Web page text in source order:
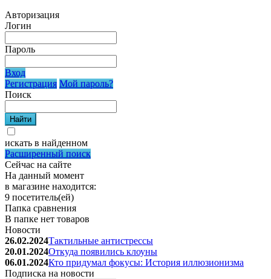
Авторизация
Логин
Пароль
Вход
Регистрация Мой пароль?
Поиск
искать в найденном
Расширенный поиск
Сейчас на сайте
На данный момент
в магазине находится:
9 посетитель(ей)
Папка сравнения
В папке нет товаров
Новости
26.02.2024Тактильные антистрессы
20.01.2024Откуда появились клоуны
06.01.2024Кто придумал фокусы: История иллюзионизма
Подписка на новости